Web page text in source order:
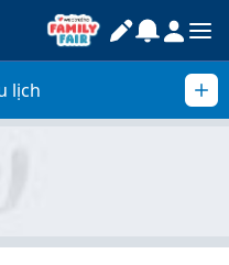
lịch